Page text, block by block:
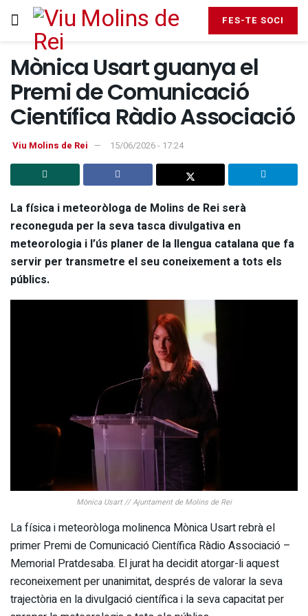
FES-TE SOCI
Mònica Usart guanya el
Premi de Comunicació
Científica Ràdio Associació
Viu Molins de Rei 15/06/2026 - 17:24
La física i meteoròloga de Molins de Rei serà
reconeguda per la seva tasca divulgativa en
meteorologia i l’ús planer de la llengua catalana que fa
servir per transmetre el seu coneixement a tots els
públics.
Mònica Usart // Ajuntament de Molins de Rei
La física i meteoròloga molinenca Mònica Usart rebrà el
primer Premi de Comunicació Científica Ràdio Associació –
Memorial Pratdesaba. El jurat ha decidit atorgar-li aquest
reconeixement per unanimitat, després de valorar la seva
trajectòria en la divulgació científica i la seva capacitat per